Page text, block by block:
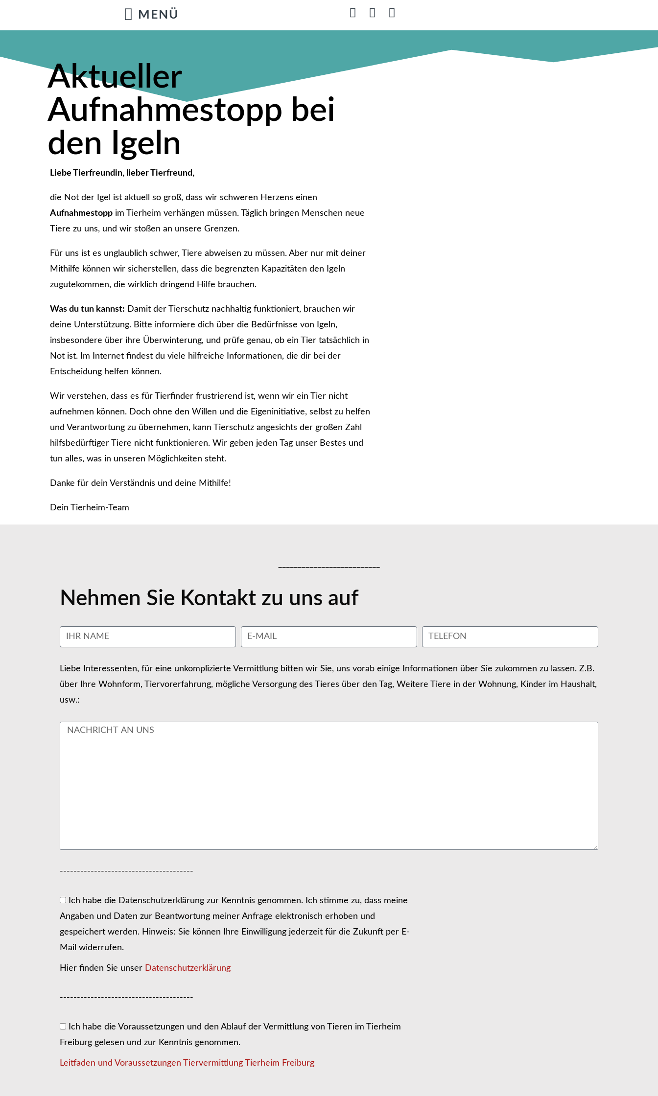
Aktueller
Aufnahmestopp bei
den Igeln
Liebe Tierfreundin, lieber Tierfreund,
die Not der Igel ist aktuell so groß, dass wir schweren Herzens einen
Aufnahmestopp im Tierheim verhängen müssen. Täglich bringen Menschen neue
Tiere zu uns, und wir stoßen an unsere Grenzen.
Für uns ist es unglaublich schwer, Tiere abweisen zu müssen. Aber nur mit deiner
Mithilfe können wir sicherstellen, dass die begrenzten Kapazitäten den Igeln
zugutekommen, die wirklich dringend Hilfe brauchen.
Was du tun kannst: Damit der Tierschutz nachhaltig funktioniert, brauchen wir
deine Unterstützung. Bitte informiere dich über die Bedürfnisse von Igeln,
insbesondere über ihre Überwinterung, und prüfe genau, ob ein Tier tatsächlich in
Not ist. Im Internet findest du viele hilfreiche Informationen, die dir bei der
Entscheidung helfen können.
Wir verstehen, dass es für Tierfinder frustrierend ist, wenn wir ein Tier nicht
aufnehmen können. Doch ohne den Willen und die Eigeninitiative, selbst zu helfen
und Verantwortung zu übernehmen, kann Tierschutz angesichts der großen Zahl
hilfsbedürftiger Tiere nicht funktionieren. Wir geben jeden Tag unser Bestes und
tun alles, was in unseren Möglichkeiten steht.
Danke für dein Verständnis und deine Mithilfe!
Dein Tierheim-Team
Nehmen Sie Kontakt zu uns auf
Liebe Interessenten, für eine unkomplizierte Vermittlung bitten wir Sie, uns vorab einige Informationen über Sie zukommen zu lassen. Z.B.
über Ihre Wohnform, Tiervorerfahrung, mögliche Versorgung des Tieres über den Tag, Weitere Tiere in der Wohnung, Kinder im Haushalt,
usw.:
---------------------------------------
Ich habe die Datenschutzerklärung zur Kenntnis genommen. Ich stimme zu, dass meine
Angaben und Daten zur Beantwortung meiner Anfrage elektronisch erhoben und
gespeichert werden. Hinweis: Sie können Ihre Einwilligung jederzeit für die Zukunft per E-
Mail widerrufen.
Hier finden Sie unser Datenschutzerklärung
---------------------------------------
Ich habe die Voraussetzungen und den Ablauf der Vermittlung von Tieren im Tierheim
Freiburg gelesen und zur Kenntnis genommen.
Leitfaden und Voraussetzungen Tiervermittlung Tierheim Freiburg